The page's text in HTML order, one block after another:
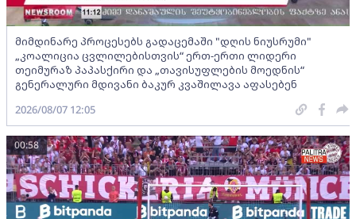
მიმდინარე პროცესებს გადაცემაში "დღის ნიუსრუმი"
„კოალიცია ცვლილებისთვის“ ერთ-ერთი ლიდერი
თეიმურაზ პაპასქირი და „თავისუფლების მოედნის“
გენერალური მდივანი ბაკურ კვაშილავა აფასებენ
2026/08/07 12:05
00:58